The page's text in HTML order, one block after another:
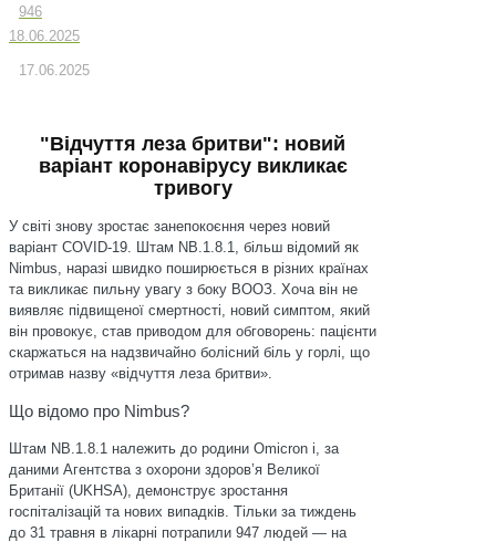
18.06.2025
946
17.06.2025
"Відчуття леза бритви": новий
варіант коронавірусу викликає
тривогу
У світі знову зростає занепокоєння через новий
варіант COVID-19. Штам NB.1.8.1, більш відомий як
Nimbus, наразі швидко поширюється в різних країнах
та викликає пильну увагу з боку ВООЗ. Хоча він не
виявляє підвищеної смертності, новий симптом, який
він провокує, став приводом для обговорень: пацієнти
скаржаться на надзвичайно болісний біль у горлі, що
отримав назву «відчуття леза бритви».
Що відомо про Nimbus?
Штам NB.1.8.1 належить до родини Omicron і, за
даними Агентства з охорони здоров’я Великої
Британії (UKHSA), демонструє зростання
госпіталізацій та нових випадків. Тільки за тиждень
до 31 травня в лікарні потрапили 947 людей — на